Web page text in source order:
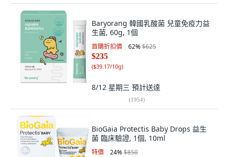
Baryorang 韓國乳酸菌 兒童免疫力益
生菌, 60g, 1個
首購折扣價 62%$625
$235
($39.17/10g)
8/12 星期三 預計送達
(1954)
BioGaia Protectis Baby Drops 益生
菌 臨床驗證, 1個, 10ml
特價 24%$850